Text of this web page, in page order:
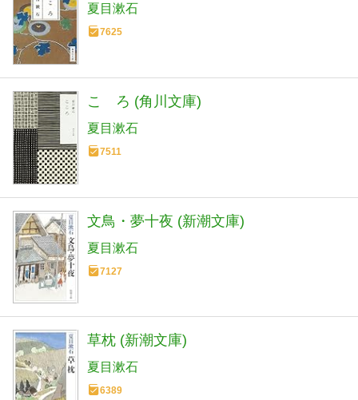
夏目漱石
7625
こゝろ (角川文庫)
夏目漱石
7511
文鳥・夢十夜 (新潮文庫)
夏目漱石
7127
草枕 (新潮文庫)
夏目漱石
6389